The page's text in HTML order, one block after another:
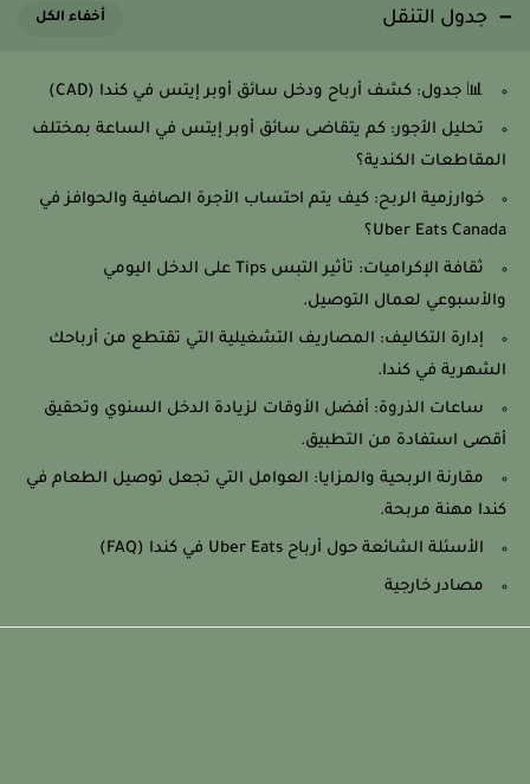
جدول التنقل
📊 جدول: كشف أرباح ودخل سائق أوبر إيتس في كندا (CAD)
تحليل الأجور: كم يتقاضى سائق أوبر إيتس في الساعة بمختلف
المقاطعات الكندية؟
خوارزمية الربح: كيف يتم احتساب الأجرة الصافية والحوافز في
Uber Eats Canada؟
ثقافة الإكراميات: تأثير التبس Tips على الدخل اليومي
والأسبوعي لعمال التوصيل.
إدارة التكاليف: المصاريف التشغيلية التي تقتطع من أرباحك
الشهرية في كندا.
ساعات الذروة: أفضل الأوقات لزيادة الدخل السنوي وتحقيق
أقصى استفادة من التطبيق.
مقارنة الربحية والمزايا: العوامل التي تجعل توصيل الطعام في
كندا مهنة مربحة.
الأسئلة الشائعة حول أرباح Uber Eats في كندا (FAQ)
مصادر خارجية